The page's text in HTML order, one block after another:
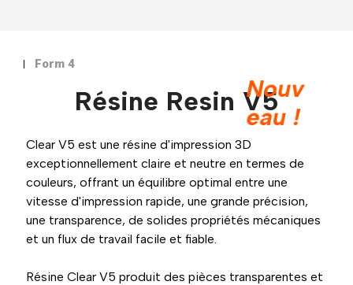
Nouv
eau !
Form 4
Résine Resin V5
Clear V5 est une résine d'impression 3D
exceptionnellement claire et neutre en termes de
couleurs, offrant un équilibre optimal entre une
vitesse d'impression rapide, une grande précision,
une transparence, de solides propriétés mécaniques
et un flux de travail facile et fiable.
Résine Clear V5 produit des pièces transparentes et